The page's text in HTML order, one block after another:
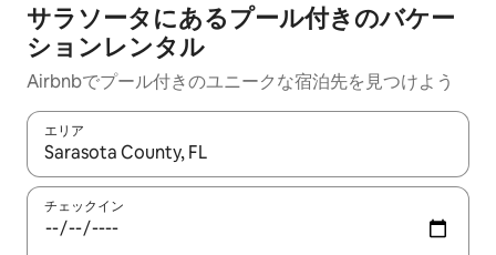
サラソータにあるプール付きのバケー
ションレンタル
Airbnbでプール付きのユニークな宿泊先を見つけよう
エリア
検索結果が表示されたら、上下の矢印キーを使って移動するか
チェックイン